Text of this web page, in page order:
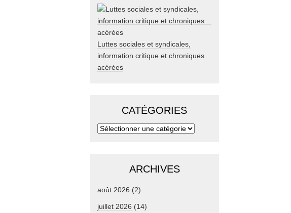
Luttes sociales et syndicales,
information critique et chroniques
acérées
CATÉGORIES
ARCHIVES
août 2026 (2)
juillet 2026 (14)